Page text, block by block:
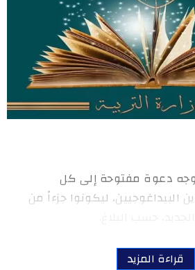
توجه دعوة مفتوحة إلى كل
البيداغوجيين، ليكونوا جزءاً من
قراءة المزيد